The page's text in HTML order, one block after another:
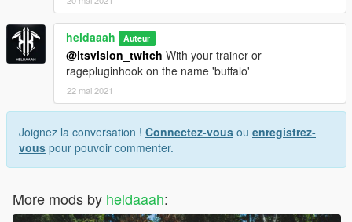
heldaaah Auteur
@itsvision_twitch With your trainer or
ragepluginhook on the name 'buffalo'
22 mai 2021
Joignez la conversation ! Connectez-vous ou enregistrez-
vous pour pouvoir commenter.
More mods by heldaaah: